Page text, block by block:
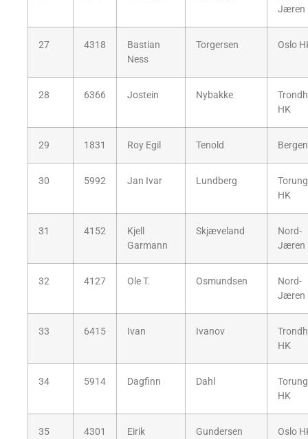
Jæren
27 4318
Bastian
Ness
Torgersen Oslo
28 6366 Jostein Nybakke
HK
29 1831 Roy Egil Tenold
30 5992 Jan Ivar Lundberg
HK
31 4152
Kjell
Garmann
Skjæveland
Nord-
Jæren
32 4127 Ole T. Osmundsen
Nord-
Jæren
33 6415 Ivan Ivanov
HK
34 5914 Dagfinn Dahl
HK
35 4301 Eirik Gundersen Oslo